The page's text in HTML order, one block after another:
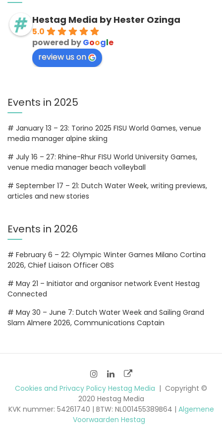
Hestag Media by Hester Ozinga
5.0
powered byGoogle
review us on
Events in 2025
# January 13 – 23: Torino 2025 FISU World Games, venue
media manager alpine skiing
# July 16 – 27: Rhine-Rhur FISU World University Games,
venue media manager beach volleyball
# September 17 – 21: Dutch Water Week, writing previews,
articles and new stories
Events in 2026
# February 6 – 22: Olympic Winter Games Milano Cortina
2026, Chief Liaison Officer OBS
# May 21 – Initiator and organisor network Event Hestag
Connected
# May 30 – June 7: Dutch Water Week and Sailing Grand
Slam Almere 2026, Communications Captain
Cookies and Privacy Policy Hestag Media
Copyright ©
2020 Hestag Media
KVK nummer: 54261740 | BTW: NL001455389B64 | Algemene
Voorwaarden Hestag